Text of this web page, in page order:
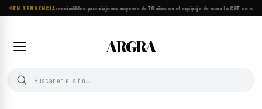
EN TENDENCIA
Ocho objetos imprescindibles para viajeros mayores de 70 años en el equipaje de mano·La CGT se
ARGRA